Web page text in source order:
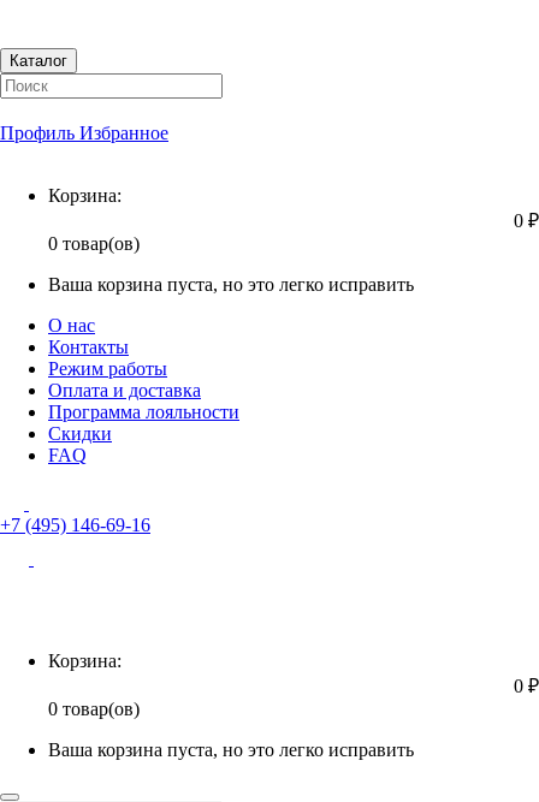
Каталог
Профиль Избранное
Корзина:
0 ₽
0 товар(ов)
Ваша корзина пуста, но это легко исправить
О нас
Контакты
Режим работы
Оплата и доставка
Программа лояльности
Скидки
FAQ
+7 (495) 146-69-16
Корзина:
0 ₽
0 товар(ов)
Ваша корзина пуста, но это легко исправить